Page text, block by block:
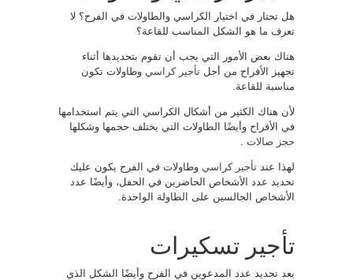
هل تحتار في اختيار الكراسي والطاولات في الفرح؟ لا
تعرف ما هو الشكل المناسب للقاعة؟
هناك بعض الأمور التي يجب أن تقوم بتحديدها أثناء
تجهيز الأفراح من أجل تأجير كراسي وطاولات تكون
مناسبة للقاعة.
لأن هناك الكثير من أشكال الكراسي التي يتم استخدامها
في الأفراح وأيضًا الطاولات التي يختلف حجمها وشكلها
حجز صالات
لهذا عند تأجير كراسي وطاولات في الفرح يكون عليك
تحديد عدد الأشخاص الحاضرين في الحفل، وأيضًا عدد
الأشخاص الجالسين على الطاولة الواحدة.
تأجير تسكيرات
بعد تحديد عدد المدعوين في الفرح وأيضًا الشكل الذي